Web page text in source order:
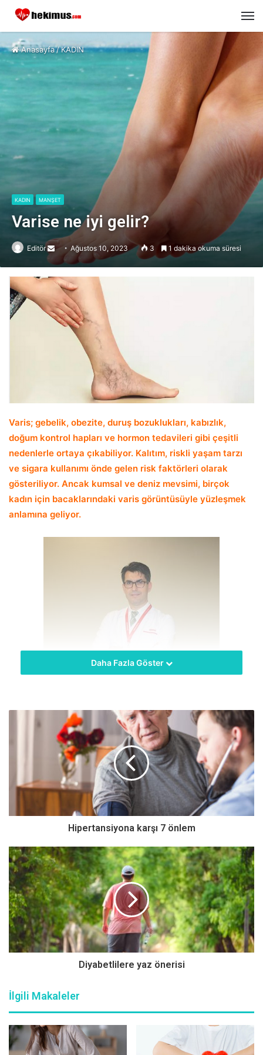
Anasayfa/KADIN
KADIN MANŞET
Varise ne iyi gelir?
Editör
Send
an
email
Ağustos 10, 2023 3 1 dakika okuma süresi
Varis; gebelik, obezite, duruş bozuklukları, kabızlık,
doğum kontrol hapları ve hormon tedavileri gibi çeşitli
nedenlerle ortaya çıkabiliyor. Kalıtım, riskli yaşam tarzı
ve sigara kullanımı önde gelen risk faktörleri olarak
gösteriliyor. Ancak kumsal ve deniz mevsimi, birçok
kadın için bacaklarındaki varis görüntüsüyle yüzleşmek
anlamına geliyor.
gibi sağlık sorunlarına da neden olan varisin ihmal
edilmemesi gerekiyor. Memorial Antalya Hastanesi Kalp ve
Damar Cerrahisi Bölümü’nden Prof. Dr. İsa Coşkun, varisin
nedenleri, tedavisi ve korunma yöntemleri hakkında bilgi
verdi.
Kadınlarda 4 kat fazla görülüyor
alması olarak tanımlanır. Özellikle uzun süre ayakta kalan
ya da uzun süre oturarak çalışanların risk altında olduğu
varis, yetişkin nüfusun %15-20’sini etkilemektedir. Varis
kadınlarda, erkeklere oranla 4 kat daha fazla görülür ve
varisin ailesel geçiş oranı %50’den fazladır. Ayrıca varis, 4
saatten fazla ayakta kalanlarda 3 kat daha fazla
görülmektedir.
iyi kan akışı sağlamak amacıyla venodilasyon olarak bilinen
bir süreç olan damarların boyutunu artırarak yüksek
Daha Fazla Göster
Hipertansiyona karşı 7 önlem
Diyabetlilere yaz önerisi
İlgili Makaleler